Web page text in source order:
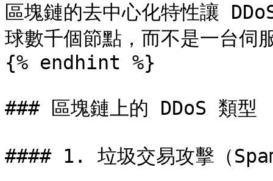
區塊鏈的去中心化特性讓
球數千個節點，而不是一台伺
{% endhint %}
### 區塊鏈上的 DDoS 類型
#### 1. 垃圾交易攻擊（